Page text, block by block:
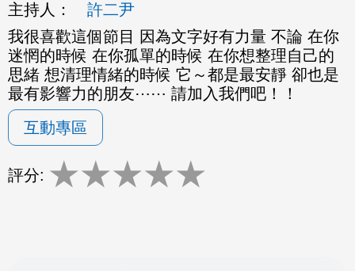
主持人：
許二尹
我很喜歡這個節目 因為文字好有力量 不論 在你
迷惘的時候 在你孤單的時候 在你想整理自己的
思緒 想清理情緒的時候 它～都是最安靜 卻也是
最有影響力的朋友⋯⋯ 請加入我們吧！！
互動專區
評分: ★★★★★